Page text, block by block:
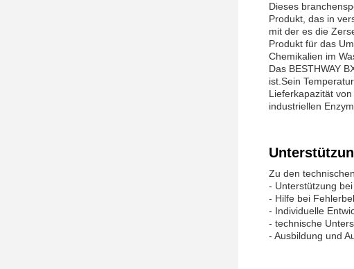
Dieses
Produkt, das in
mit der es die
Produkt für das
Chemikalien im
Das BESTHWAY
ist.Sein
Lieferkapazität
industriellen
Zu den
- Unterstützung
- Hilfe bei
- Individuelle
- technische
- Ausbildung und